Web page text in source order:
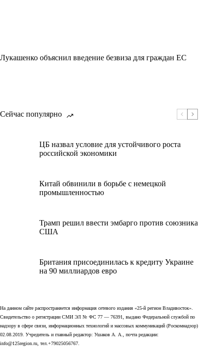
Лукашенко объяснил введение безвиза для граждан ЕС
Сейчас популярно
ЦБ назвал условие для устойчивого роста
российской экономики
Китай обвинили в борьбе с немецкой
промышленностью
Трамп решил ввести эмбарго против союзника
США
Британия присоединилась к кредиту Украине
на 90 миллиардов евро
На данном сайте распространяется информация сетевого издания «25-й регион Владивосток».
Свидетельство о регистрации СМИ ЭЛ № ФС 77 — 76391, выдано Федеральной службой по
надзору в сфере связи, информационных технологий и массовых коммуникаций (Роскомнадзор)
02.08.2019. Учредитель и главный редактор: Ушаков А. А., почта редакции:
info@125region.ru, тел.+79025056767.